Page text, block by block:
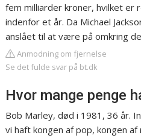
fem milliarder kroner, hvilket er
indenfor et år. Da Michael
anslået til at være på omkring
Anmodning om fjernelse
Se det fulde svar på bt.dk
Hvor mange penge
Bob Marley, død i 1981, 36 år.
vi haft kongen af pop, kongen